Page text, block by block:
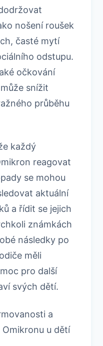
nošení roušek
časté mytí
odstupu.
očkování
snížit
průběhu
každý
reagovat
se mohou
aktuální
a řídit se jejich
známkách
následky po
měli
pro další
svých dětí.
a
u dětí